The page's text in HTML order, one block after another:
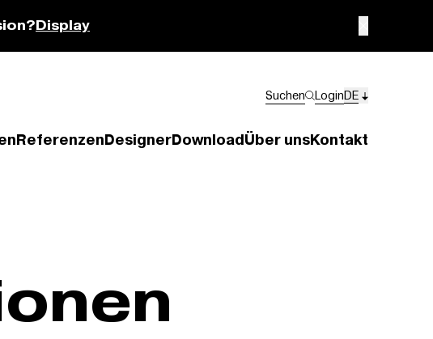
Display
Suchen LoginDE
ReferenzenDesignerDownloadÜber unsKontakt